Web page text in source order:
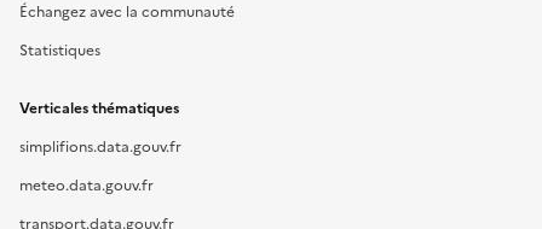
Échangez avec la communauté
Statistiques
Verticales thématiques
simplifions.data.gouv.fr
meteo.data.gouv.fr
transport.data.gouv.fr